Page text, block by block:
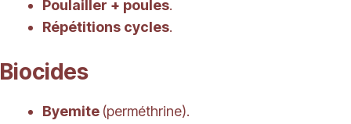
Poulailler + poules.
Répétitions cycles.
Biocides
Byemite (perméthrine).